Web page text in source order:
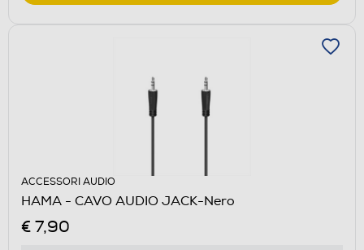
ACCESSORI AUDIO
HAMA - CAVO AUDIO JACK-Nero
€ 7,90